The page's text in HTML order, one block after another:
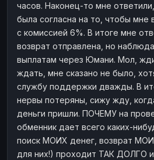
часов. Наконец-то мне
была согласна на то, чтобы мне
с комиссией 6%. В итоге мне
возврат отправлена, но
выплатам через Юмани. Мол,
ждать, мне сказано не было,
службу поддержки дважды. В
нервы потеряны, сижу жду,
деньги пришли. ПОЧЕМУ на
обменник дает всего каких-
поиск МОИХ денег, возврат
для них!) проходит ТАК ДОЛГО